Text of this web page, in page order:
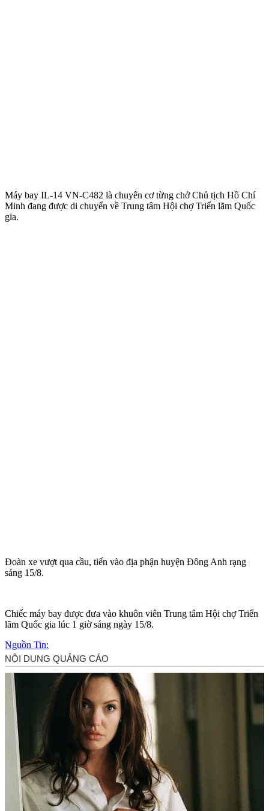
Máy bay IL-14 VN-C482 là chuyên cơ từng chở Chủ tịch Hồ Chí
Minh đang được di chuyển về Trung tâm Hội chợ Triển lãm Quốc
gia.
Đoàn xe vượt qua cầu, tiến vào địa phận huyện Đông Anh rạng
sáng 15/8.
Chiếc máy bay được đưa vào khuôn viên Trung tâm Hội chợ Triển
lãm Quốc gia lúc 1 giờ sáng ngày 15/8.
Nguồn Tin: